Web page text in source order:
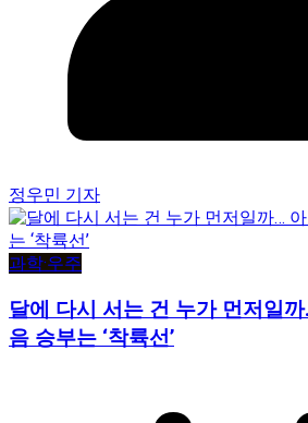
정우민 기자
과학·우주
달에 다시 서는 건 누가 먼저일
음 승부는 ‘착륙선’